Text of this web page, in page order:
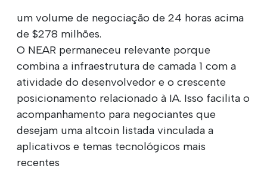
um volume de negociação de 24 horas acima
de $278 milhões.
O NEAR permaneceu relevante porque
combina a infraestrutura de camada 1 com a
atividade do desenvolvedor e o crescente
posicionamento relacionado à IA. Isso facilita o
acompanhamento para negociantes que
desejam uma altcoin listada vinculada a
aplicativos e temas tecnológicos mais
recentes